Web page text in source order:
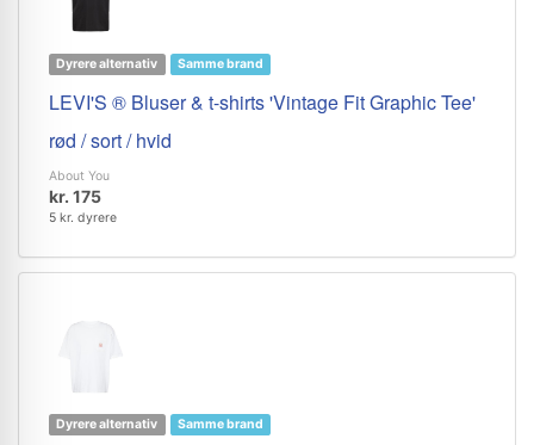
Dyrere alternativ Samme brand
LEVI'S ® Bluser & t-shirts 'Vintage Fit Graphic Tee'
rød / sort / hvid
About You
kr. 175
5 kr. dyrere
Dyrere alternativ Samme brand